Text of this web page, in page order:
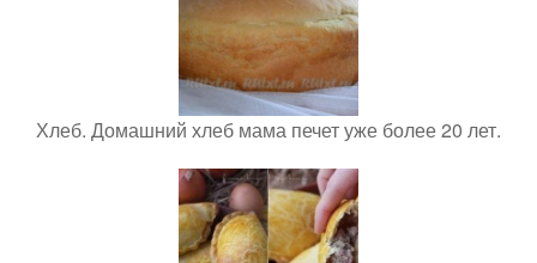
Хлеб. Домашний хлеб мама печет уже более 20 лет.